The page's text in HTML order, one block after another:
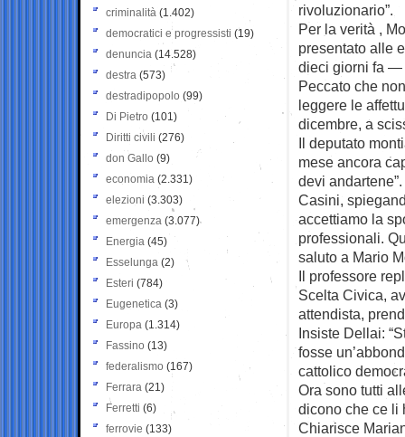
rivoluzionario”.
Per la verità ,
presentato alle
dieci giorni fa —
Peccato che
leggere le
dicembre, a
Il deputato
mese ancora
devi
Casini,
accettiamo la
professionali.
saluto a Mario
Il professore
Scelta Civica,
attendista,
Insiste Dellai:
fosse
cattolico
Ora sono tutti
dicono che ce li
Chiarisce
criminalità (1.402)
democratici e progressisti (19)
denuncia (14.528)
destra (573)
destradipopolo (99)
Di Pietro (101)
Diritti civili (276)
don Gallo (9)
economia (2.331)
elezioni (3.303)
emergenza (3.077)
Energia (45)
Esselunga (2)
Esteri (784)
Eugenetica (3)
Europa (1.314)
Fassino (13)
federalismo (167)
Ferrara (21)
Ferretti (6)
ferrovie (133)